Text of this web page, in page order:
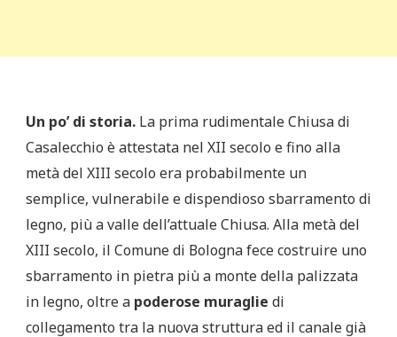
Un po’ di storia. La prima rudimentale Chiusa di
Casalecchio è attestata nel XII secolo e fino alla
metà del XIII secolo era probabilmente un
semplice, vulnerabile e dispendioso sbarramento di
legno, più a valle dell’attuale Chiusa. Alla metà del
XIII secolo, il Comune di Bologna fece costruire uno
sbarramento in pietra più a monte della palizzata
in legno, oltre a poderose muraglie di
collegamento tra la nuova struttura ed il canale già